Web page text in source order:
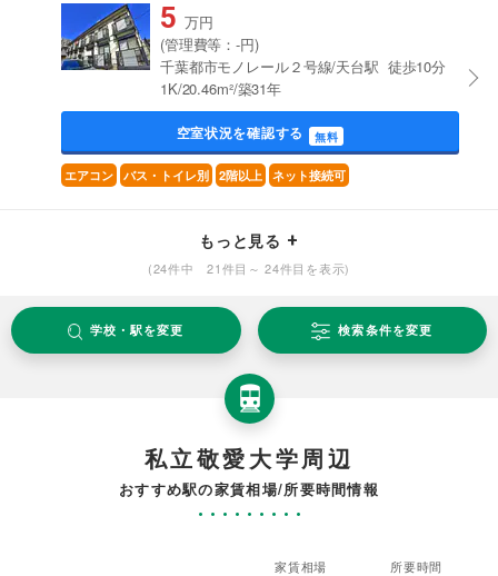
5 万円
(管理費等：-円)
千葉都市モノレール２号線/天台駅 徒歩10分
1K/20.46m²/築31年
空室状況を確認する 無料
エアコン バス・トイレ別 2階以上 ネット接続可
もっと見る
(24件中 21件目～ 24件目を表示)
学校・駅を変更 検索条件を変更
私立敬愛大学周辺
おすすめ駅の家賃相場/所要時間情報
家賃相場 所要時間